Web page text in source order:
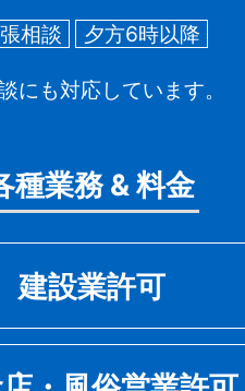
相談 夕方6時以降
にも対応しています。
種業務 & 料金
建設業許可
続き